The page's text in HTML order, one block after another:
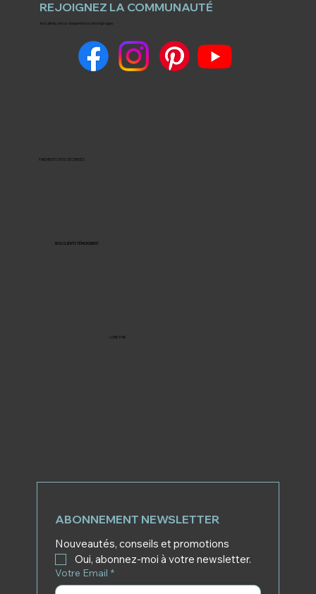
REJOIGNEZ LA COMMUNAUTÉ
Actualités, retour d'expérience, témoignages
PAIEMENTS 100% SÉCURISÉS
NOS CLIENTS TÉMOIGNENT
LIVRÉ PAR
ABONNEMENT NEWSLETTER
Nouveautés, conseils et promotions
Oui, abonnez-moi à votre newsletter.
Votre Email *